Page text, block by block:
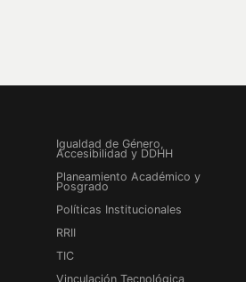
Igualdad de Género,
Accesibilidad y DDHH
Planeamiento Académico y
Posgrado
Políticas Institucionales
RRII
TIC
Vinculación Tecnológica